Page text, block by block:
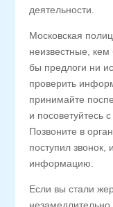
деятельности.
Московская
неизвестные,
бы предлоги ни
проверить
принимайте
и посоветуйтесь
Позвоните в
поступил звонок,
информацию.
Если вы стали